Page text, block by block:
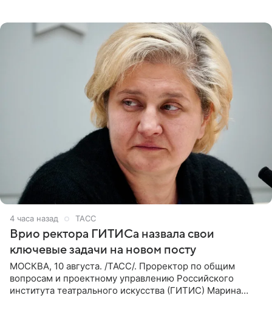
4 часа назад ТАСС
Врио ректора ГИТИСа назвала свои
ключевые задачи на новом посту
МОСКВА, 10 августа. /ТАСС/. Проректор по общим
вопросам и проектному управлению Российского
института театрального искусства (ГИТИС) Марина